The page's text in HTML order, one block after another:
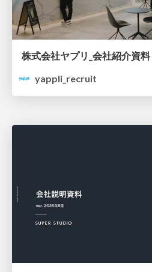
株式会社ヤプリ_会社紹介資料
yappli_recruit